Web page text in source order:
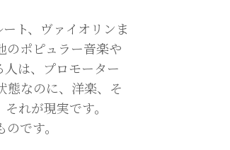
ト、ヴァイオリンま
のポピュラー音楽や
は、プロモーター
態なのに、洋楽、そ
れが現実です。
です。